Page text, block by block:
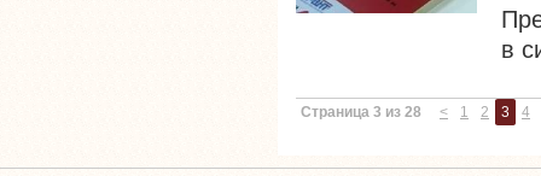
в
Страница 3 из 28 < 1 2 3 4